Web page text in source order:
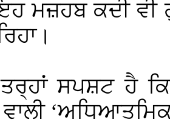
ਮਜ਼ਹਬ ਕਦੀ ਵੀ
ਸਪਸ਼ਟ ਹੈ